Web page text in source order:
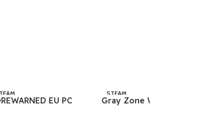
EU PC
STEAM
Gray Zone Warfare EU